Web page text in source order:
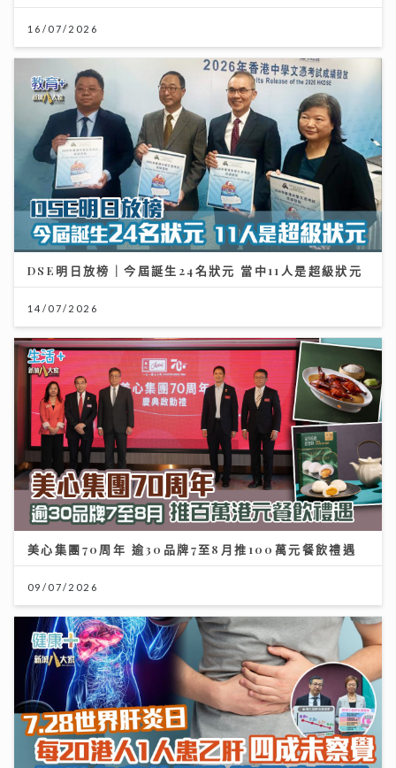
16/07/2026
DSE明日放榜｜今屆誕生24名狀元 當中11人是超級狀元
14/07/2026
美心集團70周年 逾30品牌7至8月推100萬元餐飲禮遇
09/07/2026